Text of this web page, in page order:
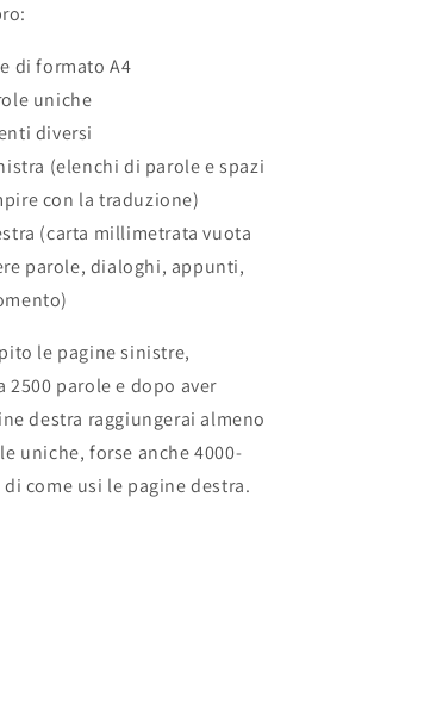
di formato A4
uniche
diversi
(elenchi di parole e spazi
con la traduzione)
(carta millimetrata vuota
parole, dialoghi, appunti,
le pagine sinistre,
2500 parole e dopo aver
destra raggiungerai almeno
uniche, forse anche 4000-
di come usi le pagine destra.